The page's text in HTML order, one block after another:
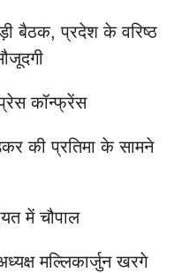
बैठक, प्रदेश के वरिष्ठ
कॉन्फ्रेंस
की प्रतिमा के सामने
में चौपाल
मल्लिकार्जुन खरगे